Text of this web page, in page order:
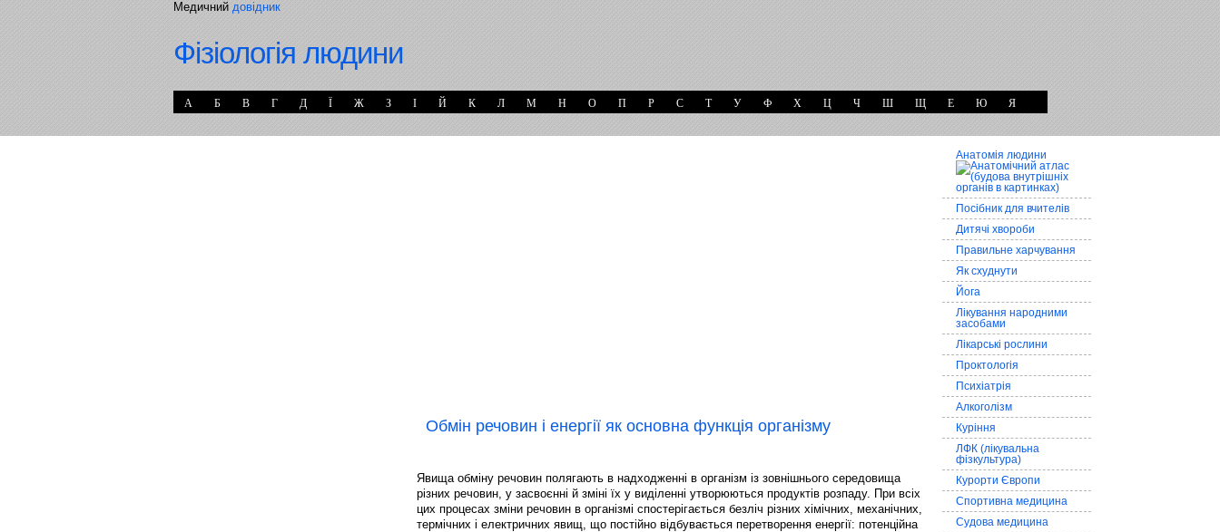
Медичнийдовідник
Фізіологія людини
А Б В Г Д Ї Ж З І Й К Л М Н О П Р С Т У Ф Х Ц Ч Ш Щ Е Ю Я
Обмін речовин і енергії як основна функція організму
Явища обміну речовин полягають в надходженні в організм із зовнішнього середовища
різних речовин, у засвоєнні й зміні їх у виділенні утворюються продуктів розпаду. При всіх
цих процесах зміни речовин в організмі спостерігається безліч різних хімічних, механічних,
термічних і електричних явищ, що постійно відбувається перетворення енергії: потенційна
Анатомія людини
Посібник для вчителів
Дитячі хвороби
Правильне харчування
Як схуднути
Йога
Лікування народними
засобами
Лікарські рослини
Проктологія
Психіатрія
Алкоголізм
Куріння
ЛФК (лікувальна
фізкультура)
Курорти Європи
Спортивна медицина
Судова медицина